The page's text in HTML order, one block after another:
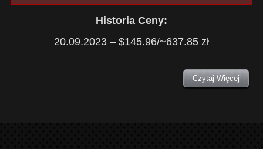
Historia Ceny:
20.09.2023 – $145.96/~637.85 zł
Czytaj Więcej